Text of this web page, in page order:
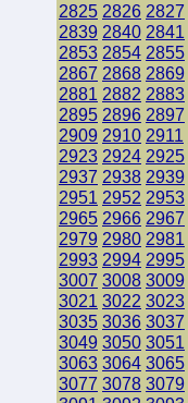
2825 2826 2827
2839 2840 2841
2853 2854 2855
2867 2868 2869
2881 2882 2883
2895 2896 2897
2909 2910 2911
2923 2924 2925
2937 2938 2939
2951 2952 2953
2965 2966 2967
2979 2980 2981
2993 2994 2995
3007 3008 3009
3021 3022 3023
3035 3036 3037
3049 3050 3051
3063 3064 3065
3077 3078 3079